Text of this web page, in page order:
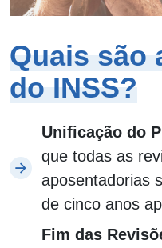
Quais são
do INSS?
Unificação do
que todas as
aposentadorias
de cinco anos
Fim das